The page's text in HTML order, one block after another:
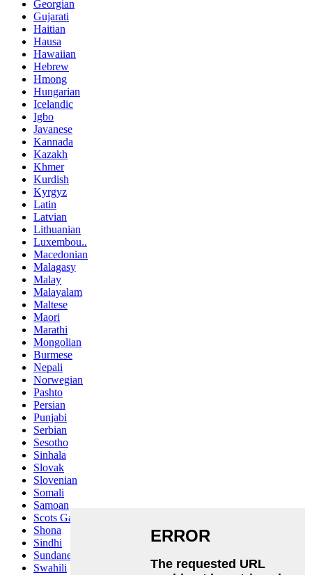
Georgian
Gujarati
Haitian
Hausa
Hawaiian
Hebrew
Hmong
Hungarian
Icelandic
Igbo
Javanese
Kannada
Kazakh
Khmer
Kurdish
Kyrgyz
Latin
Latvian
Lithuanian
Luxembou..
Macedonian
Malagasy
Malay
Malayalam
Maltese
Maori
Marathi
Mongolian
Burmese
Nepali
Norwegian
Pashto
Persian
Punjabi
Serbian
Sesotho
Sinhala
Slovak
Slovenian
Somali
Samoan
Scots Gaelic
Shona
Sindhi
Sundanese
Swahili